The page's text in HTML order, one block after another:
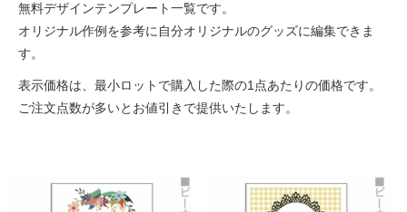
無料デザインテンプレート一覧です。
オリジナル作例を参考に自分オリジナルのグッズに編集できま
す。
表示価格は、最小ロットで購入した際の1点あたりの価格です。
ご注文点数が多いとお値引きで提供いたします。